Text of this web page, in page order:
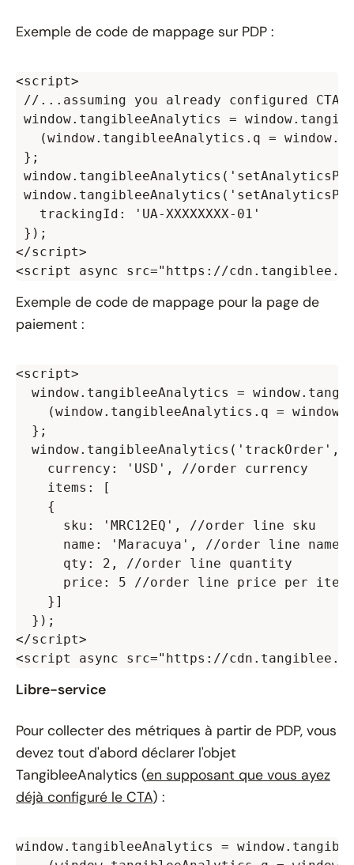
Exemple de code de mappage sur PDP :
<script>
//...assuming you already configured CTA
window.tangibleeAnalytics =
(window.tangibleeAnalytics.q =
};
   trackingId: 'UA-XXXXXXXX-01'
});
</script>
Exemple de code de mappage pour la page de
paiement :
<script>
window.tangibleeAnalytics =
(window.tangibleeAnalytics.q =
  };
window.tangibleeAnalytics('trackOrder',
    currency: 'USD', //order currency
    items: [
    {
      sku: 'MRC12EQ', //order line sku
      name: 'Maracuya', //order line name
      qty: 2, //order line quantity
      price: 5 //order line price per item
    }]
  });
</script>
Libre-service
Pour collecter des métriques à partir de PDP, vous
devez tout d'abord déclarer l'objet
TangibleeAnalytics (en supposant que vous ayez
déjà configuré le CTA) :
window.tangibleeAnalytics =